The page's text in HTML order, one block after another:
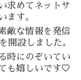
求めてネットサ
ます。
敵な情報を発信
開設しました。
時にのぞいてい
も嬉しいです♡